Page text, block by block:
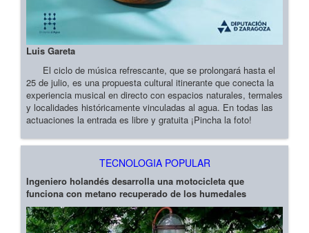
Luis Gareta
El ciclo de música refrescante, que se prolongará hasta el
25 de julio, es una propuesta cultural itinerante que conecta la
experiencia musical en directo con espacios naturales, termales
y localidades históricamente vinculadas al agua. En todas las
actuaciones la entrada es libre y gratuita ¡Pincha la foto!
TECNOLOGIA POPULAR
Ingeniero holandés desarrolla una motocicleta que
funciona con metano recuperado de los humedales